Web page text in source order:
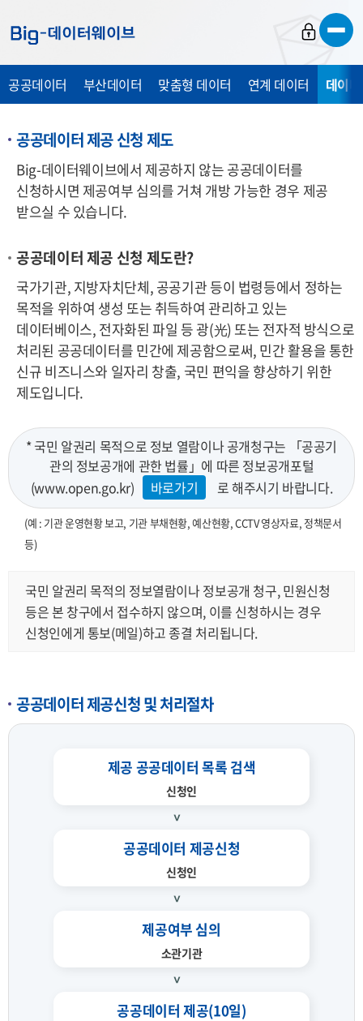
가
가
가
공공데이터 부산데이터 맞춤형 데이터 연계 데이터 데이
공공데이터 제공 신청 제도
Big-데이터웨이브에서 제공하지 않는 공공데이터를
신청하시면 제공여부 심의를 거쳐 개방 가능한 경우 제공
받으실 수 있습니다.
공공데이터 제공 신청 제도란?
국가기관, 지방자치단체, 공공기관 등이 법령등에서 정하는
목적을 위하여 생성 또는 취득하여 관리하고 있는
데이터베이스, 전자화된 파일 등 광(光) 또는 전자적 방식으로
처리된 공공데이터를 민간에 제공함으로써, 민간 활용을 통한
신규 비즈니스와 일자리 창출, 국민 편익을 향상하기 위한
제도입니다.
* 국민 알권리 목적으로 정보 열람이나 공개청구는 「공공기
관의 정보공개에 관한 법률」에 따른 정보공개포털
(www.open.go.kr)
바로가기 로 해주시기 바랍니다.
(예 : 기관 운영현황 보고, 기관 부채현황, 예산현황, CCTV 영상자료, 정책문서
등)
국민 알권리 목적의 정보열람이나 정보공개 청구, 민원신청
등은 본 창구에서 접수하지 않으며, 이를 신청하시는 경우
신청인에게 통보(메일)하고 종결 처리됩니다.
공공데이터 제공신청 및 처리절차
제공 공공데이터 목록 검색
신청인
공공데이터 제공신청
신청인
제공여부 심의
소관기관
공공데이터 제공(10일)